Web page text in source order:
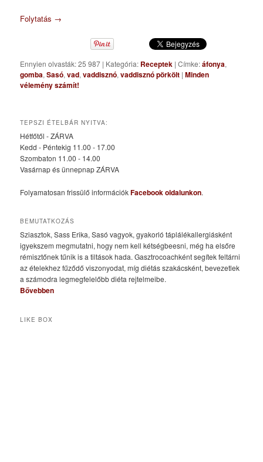
Folytatás →
Ennyien olvasták: 25 987 | Kategória: Receptek |Címke:áfonya,
gomba,Sasó,vad,vaddisznó,vaddisznó pörkölt |Minden
vélemény számít!
TEPSZI ÉTELBÁR NYITVA:
Hétfőtől - ZÁRVA
Kedd - Péntekig 11.00 - 17.00
Szombaton 11.00 - 14.00
Vasárnap és ünnepnap ZÁRVA
Folyamatosan frissülő információkFacebook oldalunkon.
BEMUTATKOZÁS
Sziasztok, Sass Erika, Sasó vagyok, gyakorló táplálékallergiásként
igyekszem megmutatni, hogy nem kell kétségbeesni, még ha elsőre
rémisztőnek tűnik is a tiltások hada. Gasztrocoachként segítek feltárni
az ételekhez fűződő viszonyodat, míg diétás szakácsként, bevezetlek
a számodra legmegfelelőbb diéta rejtelmeibe.
Bővebben
LIKE BOX